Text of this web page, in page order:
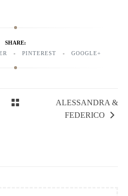
SHARE:
PINTEREST GOOGLE+
ALESSANDRA &
FEDERICO